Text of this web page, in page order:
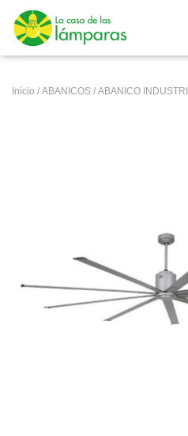
Inicio / ABANICOS / ABANICO